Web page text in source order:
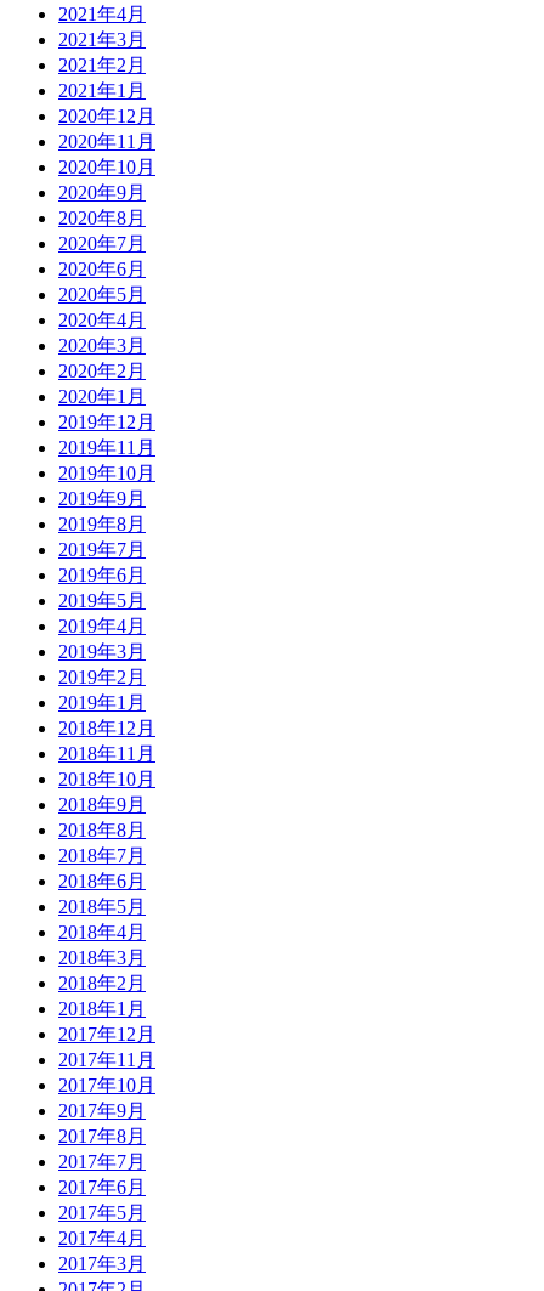
2021年4月
2021年3月
2021年2月
2021年1月
2020年12月
2020年11月
2020年10月
2020年9月
2020年8月
2020年7月
2020年6月
2020年5月
2020年4月
2020年3月
2020年2月
2020年1月
2019年12月
2019年11月
2019年10月
2019年9月
2019年8月
2019年7月
2019年6月
2019年5月
2019年4月
2019年3月
2019年2月
2019年1月
2018年12月
2018年11月
2018年10月
2018年9月
2018年8月
2018年7月
2018年6月
2018年5月
2018年4月
2018年3月
2018年2月
2018年1月
2017年12月
2017年11月
2017年10月
2017年9月
2017年8月
2017年7月
2017年6月
2017年5月
2017年4月
2017年3月